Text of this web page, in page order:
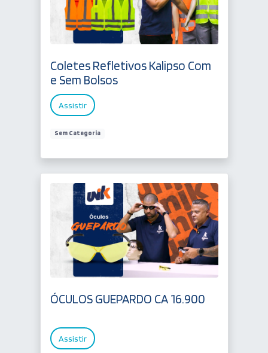
Coletes Refletivos Kalipso Com
e Sem Bolsos
Assistir
Sem Categoria
ÓCULOS GUEPARDO CA 16.900
Assistir